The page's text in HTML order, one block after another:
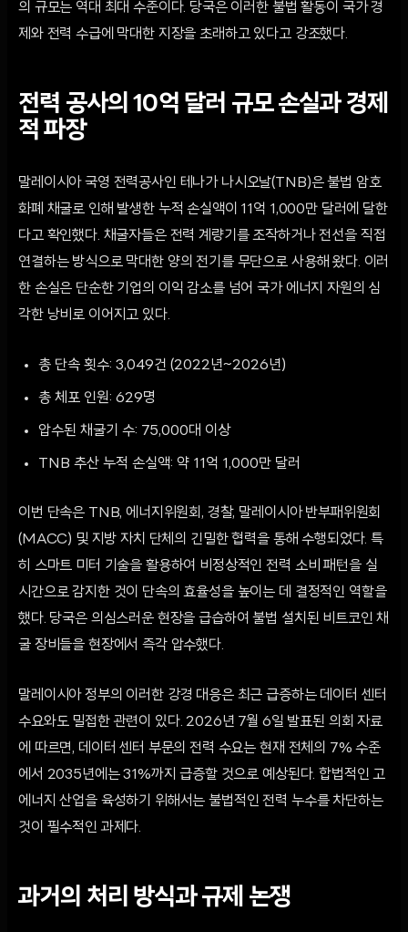
의 규모는 역대 최대 수준이다. 당국은 이러한 불법 활동이 국가 경
제와 전력 수급에 막대한 지장을 초래하고 있다고 강조했다.
전력 공사의 10억 달러 규모 손실과 경제
적 파장
말레이시아 국영 전력공사인 테나가 나시오날(TNB)은 불법 암호
화폐 채굴로 인해 발생한 누적 손실액이 11억 1,000만 달러에 달한
다고 확인했다. 채굴자들은 전력 계량기를 조작하거나 전선을 직접
연결하는 방식으로 막대한 양의 전기를 무단으로 사용해 왔다. 이러
한 손실은 단순한 기업의 이익 감소를 넘어 국가 에너지 자원의 심
각한 낭비로 이어지고 있다.
총 단속 횟수: 3,049건 (2022년~2026년)
총 체포 인원: 629명
압수된 채굴기 수: 75,000대 이상
TNB 추산 누적 손실액: 약 11억 1,000만 달러
이번 단속은 TNB, 에너지위원회, 경찰, 말레이시아 반부패위원회
(MACC) 및 지방 자치 단체의 긴밀한 협력을 통해 수행되었다. 특
히 스마트 미터 기술을 활용하여 비정상적인 전력 소비 패턴을 실
시간으로 감지한 것이 단속의 효율성을 높이는 데 결정적인 역할을
했다. 당국은 의심스러운 현장을 급습하여 불법 설치된 비트코인 채
굴 장비들을 현장에서 즉각 압수했다.
말레이시아 정부의 이러한 강경 대응은 최근 급증하는 데이터 센터
수요와도 밀접한 관련이 있다. 2026년 7월 6일 발표된 의회 자료
에 따르면, 데이터 센터 부문의 전력 수요는 현재 전체의 7% 수준
에서 2035년에는 31%까지 급증할 것으로 예상된다. 합법적인 고
에너지 산업을 육성하기 위해서는 불법적인 전력 누수를 차단하는
것이 필수적인 과제다.
과거의 처리 방식과 규제 논쟁